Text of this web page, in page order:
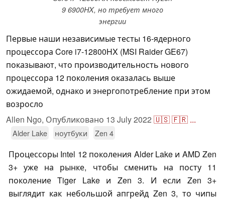
9 6900HX, но требует много
энергии
Первые наши независимые тесты 16-ядерного
процессора Core i7-12800HX (MSI Raider GE67)
показывают, что производительность нового
процессора 12 поколения оказалась выше
ожидаемой, однако и энергопотребление при этом
возросло
Allen Ngo, Опубликовано 13 July 2022 🇺🇸🇫🇷 ...
Alder Lake ноутбуки Zen 4
Процессоры Intel 12 поколения Alder Lake и AMD Zen
3+ уже на рынке, чтобы сменить на посту 11
поколение Tiger Lake и Zen 3. И если Zen 3+
выглядит как небольшой апгрейд Zen 3, то чипы